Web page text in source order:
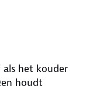
het kouder
houdt